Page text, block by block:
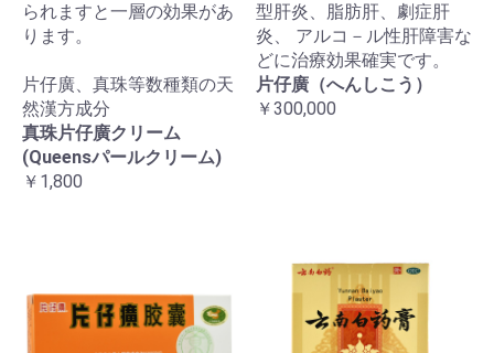
られますと一層の効果があ
ります。
片仔廣、真珠等数種類の天
然漢方成分
真珠片仔廣クリーム
(Queensパールクリーム)
￥1,800
型肝炎、脂肪肝、劇症肝
炎、 アルコ－ル性肝障害な
どに治療効果確実です。
片仔廣（へんしこう）
￥300,000